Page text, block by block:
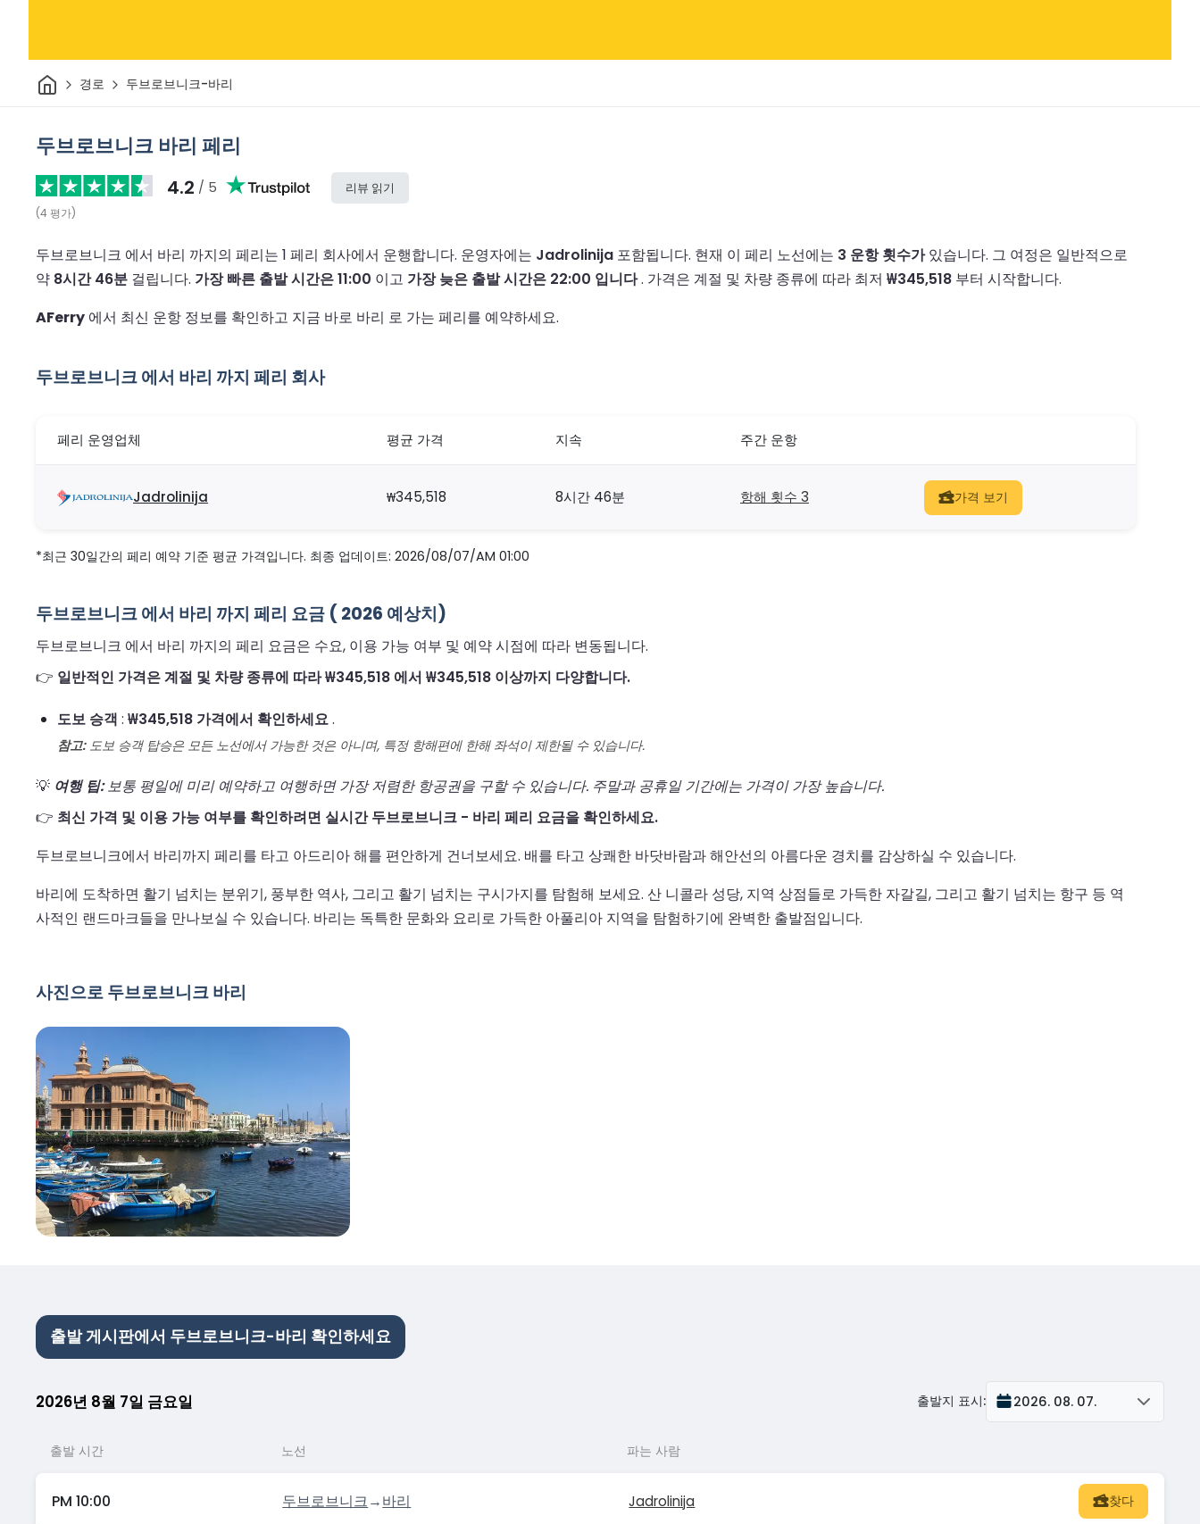
집 경로 두브로브니크-바리
두브로브니크 바리 페리
4.2 / 5
(4 평가)
리뷰 읽기
두브로브니크 에서 바리 까지의 페리는 1 페리 회사에서 운행합니다. 운영자에는 Jadrolinija 포함됩니다. 현재 이 페리 노선에는 3 운항 횟수가있습니다. 그 여정은 일반적으로
약 8시간 46분 걸립니다. 가장 빠른 출발 시간은 11:00 이고 가장 늦은 출발 시간은 22:00 입니다. 가격은 계절 및 차량 종류에 따라 최저 ₩345,518 부터 시작합니다.
AFerry 에서 최신 운항 정보를 확인하고 지금 바로 바리 로 가는 페리를 예약하세요.
두브로브니크 에서 바리 까지 페리 회사
페리 운영업체 평균 가격 지속 주간 운항
Jadrolinija ₩345,518 8시간 46분 항해 횟수 3 가격 보기
*최근 30일간의 페리 예약 기준 평균 가격입니다. 최종 업데이트: 2026/08/07/AM 01:00
두브로브니크 에서 바리 까지 페리 요금 ( 2026 예상치)
두브로브니크 에서 바리 까지의 페리 요금은 수요, 이용 가능 여부 및 예약 시점에 따라 변동됩니다.
👉 일반적인 가격은 계절 및 차량 종류에 따라 ₩345,518 에서 ₩345,518 이상까지 다양합니다.
도보 승객 : ₩345,518 가격에서 확인하세요.
참고:도보 승객 탑승은 모든 노선에서 가능한 것은 아니며, 특정 항해편에 한해 좌석이 제한될 수 있습니다.
💡 여행 팁:보통 평일에 미리 예약하고 여행하면 가장 저렴한 항공권을 구할 수 있습니다. 주말과 공휴일 기간에는 가격이 가장 높습니다.
👉 최신 가격 및 이용 가능 여부를 확인하려면 실시간 두브로브니크 - 바리 페리 요금을 확인하세요.
두브로브니크에서 바리까지 페리를 타고 아드리아 해를 편안하게 건너보세요. 배를 타고 상쾌한 바닷바람과 해안선의 아름다운 경치를 감상하실 수 있습니다.
바리에 도착하면 활기 넘치는 분위기, 풍부한 역사, 그리고 활기 넘치는 구시가지를 탐험해 보세요. 산 니콜라 성당, 지역 상점들로 가득한 자갈길, 그리고 활기 넘치는 항구 등 역
사적인 랜드마크들을 만나보실 수 있습니다. 바리는 독특한 문화와 요리로 가득한 아풀리아 지역을 탐험하기에 완벽한 출발점입니다.
사진으로 두브로브니크 바리
출발 게시판에서 두브로브니크-바리 확인하세요
2026년 8월 7일 금요일 출발지 표시: 2026. 08. 07.
출발 시간 노선 파는 사람
PM 10:00 두브로브니크→바리 Jadrolinija 찾다